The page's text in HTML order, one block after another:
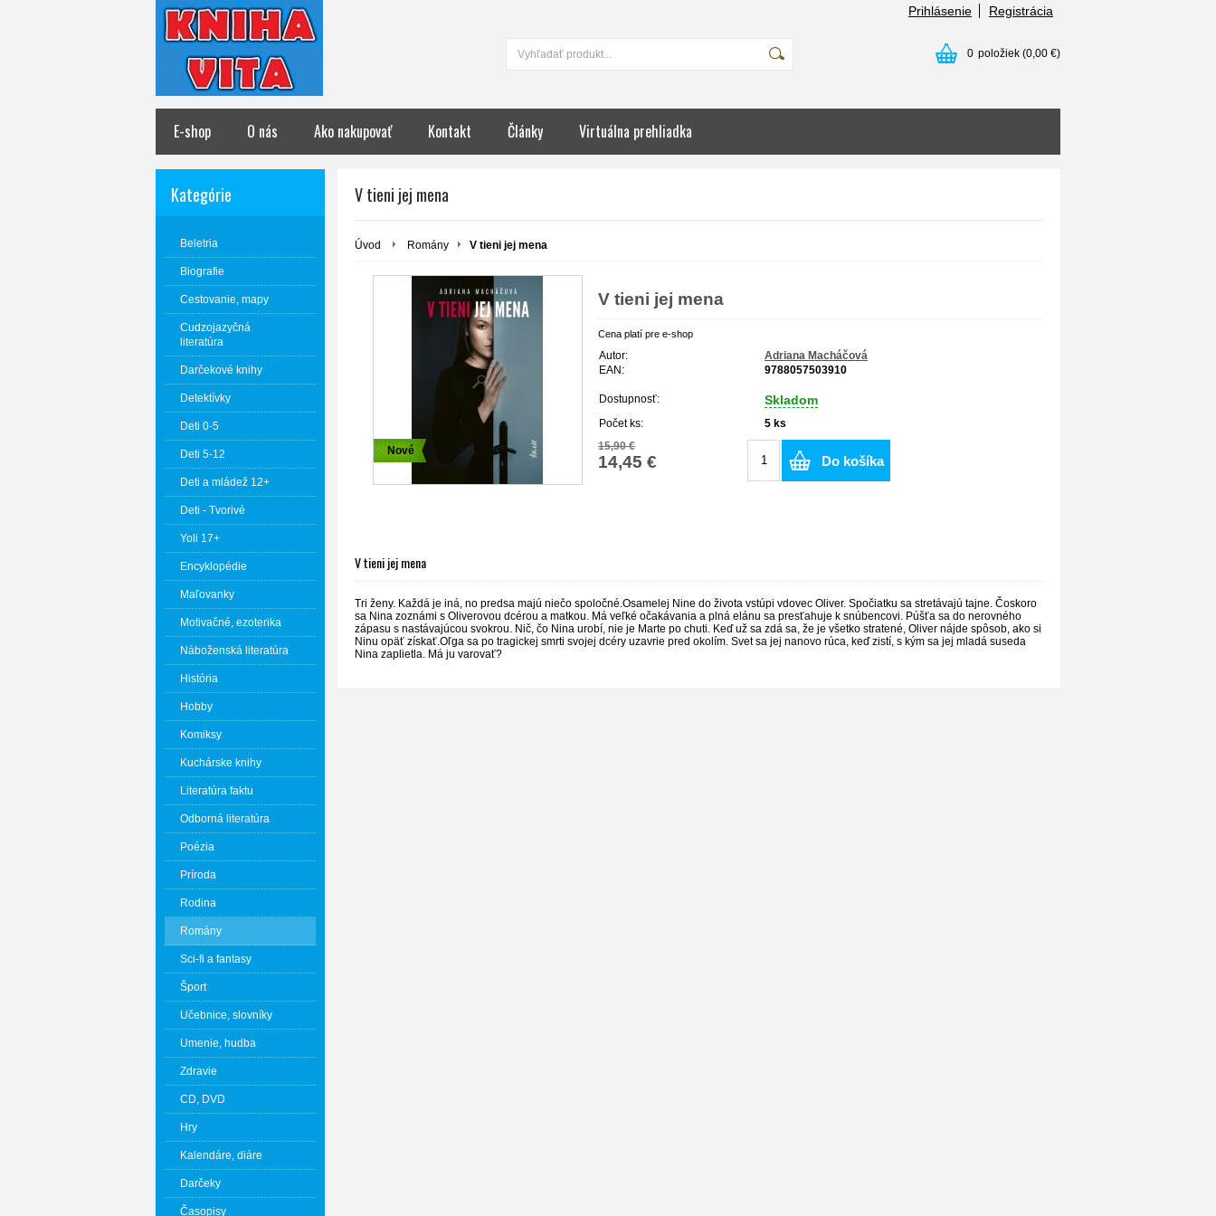
Prihlásenie Registrácia
0 položiek (0,00 €)
E-shop O nás Ako nakupovať Kontakt Články Virtuálna prehliadka
Kategórie
Beletria
Biografie
Cestovanie, mapy
Cudzojazyčná
literatúra
Darčekové knihy
Detektívky
Deti 0-5
Deti 5-12
Deti a mládež 12+
Deti - Tvorivé
Yoli 17+
Encyklopédie
Maľovanky
Motivačné, ezoterika
Náboženská literatúra
História
Hobby
Komiksy
Kuchárske knihy
Literatúra faktu
Odborná literatúra
Poézia
Príroda
Rodina
Romány
Sci-fi a fantasy
Šport
Učebnice, slovníky
Umenie, hudba
Zdravie
CD, DVD
Hry
Kalendáre, diáre
Darčeky
Časopisy
V tieni jej mena
Úvod Romány V tieni jej mena
Nové
V tieni jej mena
Cena platí pre e-shop
Autor:
Adriana Macháčová
EAN:
9788057503910
Dostupnosť: Skladom
Počet ks: 5 ks
15,90 €
14,45 € Do košíka
V tieni jej mena
Tri ženy. Každá je iná, no predsa majú niečo spoločné.Osamelej Nine do života vstúpi vdovec Oliver. Spočiatku sa stretávajú tajne. Čoskoro
sa Nina zoznámi s Oliverovou dcérou a matkou. Má veľké očakávania a plná elánu sa presťahuje k snúbencovi. Púšťa sa do nerovného
zápasu s nastávajúcou svokrou. Nič, čo Nina urobí, nie je Marte po chuti. Keď už sa zdá sa, že je všetko stratené, Oliver nájde spôsob, ako si
Ninu opäť získať.Oľga sa po tragickej smrti svojej dcéry uzavrie pred okolím. Svet sa jej nanovo rúca, keď zistí, s kým sa jej mladá suseda
Nina zaplietla. Má ju varovať?